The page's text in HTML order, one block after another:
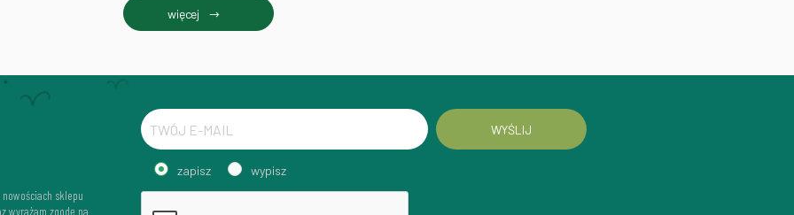
więcej
sklepu
wyrażam zgodę na
WYŚLIJ
zapisz wypisz